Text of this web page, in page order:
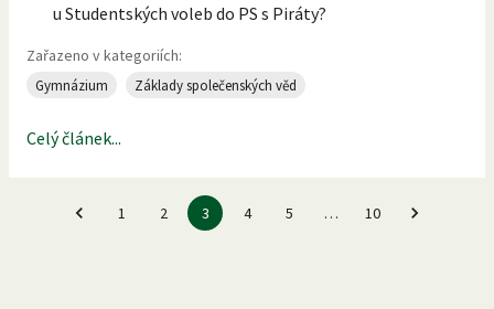
u Studentských voleb do PS s Piráty?
Zařazeno v kategoriích:
Gymnázium Základy společenských věd
Celý článek...
1 2 3 4 5 … 10